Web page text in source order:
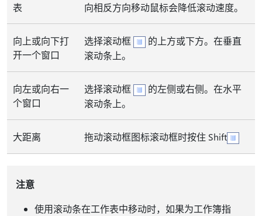
表
向相反方向移动鼠标会降低滚动速度。
向上或向下打
开一个窗口
选择滚动框
的上方或下方。在垂直
滚动条上。
向左或向右一
个窗口
选择滚动框
的左侧或右侧。在水平
滚动条上。
大距离 拖动滚动框图标滚动框时按住 Shift
注意
使用滚动条在工作表中移动时，如果为工作簿指